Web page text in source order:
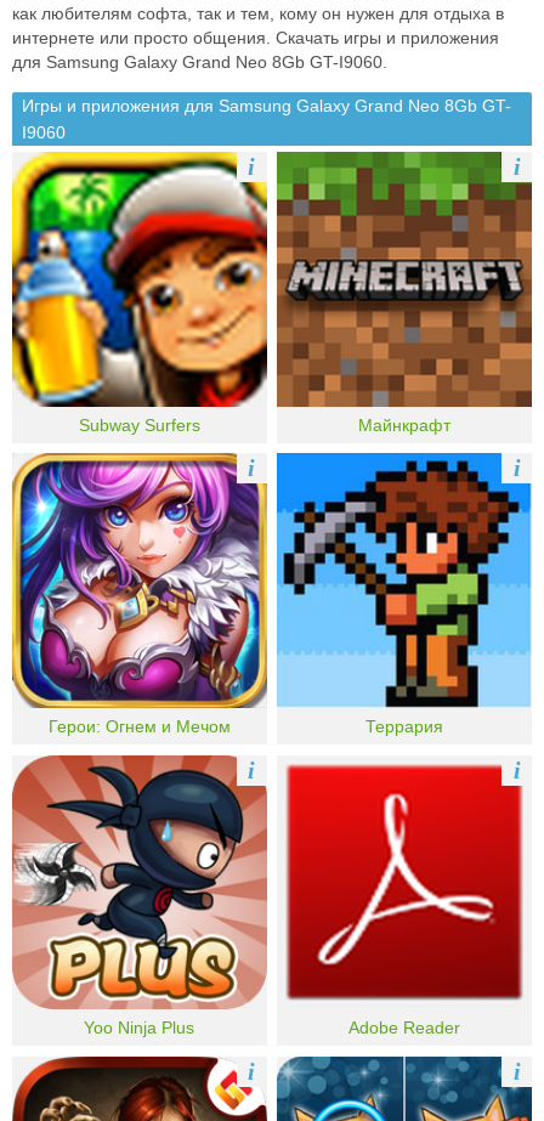
как любителям софта, так и тем, кому он нужен для отдыха в
интернете или просто общения. Скачать игры и приложения
для Samsung Galaxy Grand Neo 8Gb GT-I9060.
Игры и приложения для Samsung Galaxy Grand Neo 8Gb GT-
I9060
Subway Surfers
i
Майнкрафт
i
Герои: Огнем и Мечом
i
Террария
i
Yoo Ninja Plus
i
Adobe Reader
i
i i